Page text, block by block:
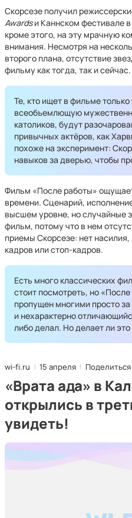
Скорсезе получил
Awardsи Каннском фестивале
кроме этого, на эту мрачную
внимания. Несмотря на
второго плана, отсутствие
фильму как тогда, так и сейчас.
Те, кто ищет в фильме
всеобъемлющую
католиков, будут
привычных актёров, как
похоже на эксперимент:
навыков за дверью, чтобы
Фильм «После работы»
времени. Сценарий,
высшем уровне, но случайные
фильм, потому что в нем
приемы Скорсезе: нет
кадров или стоп-кадров.
Есть много классических
стоит посмотреть, но
пропущен многими просто
и нехарактерно
либо делал. Но делает ли
wi-fi.ru 15 апреля Поделиться
«Врата ада» в
открылись в
увидеть!